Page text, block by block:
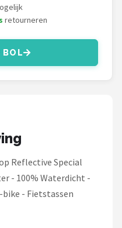
retourneren
BOL
Reflective Special
- 100% Waterdicht -
bike - Fietstassen